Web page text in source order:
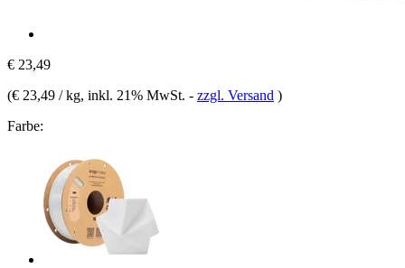
€ 23,49
(€ 23,49 / kg, inkl. 21% MwSt. - zzgl. Versand )
Farbe: